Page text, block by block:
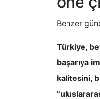
Benzer
Türkiye,
başarıya
kalitesini,